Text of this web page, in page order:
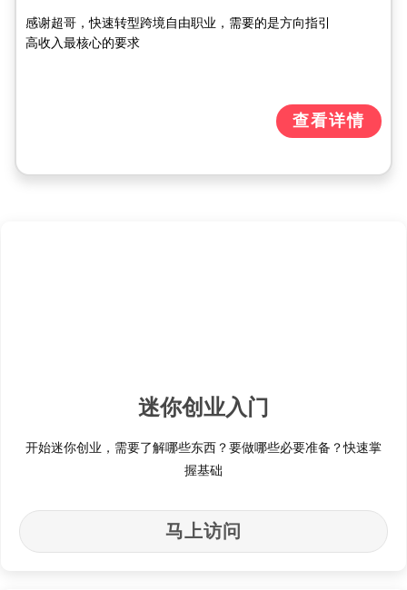
感谢超哥，快速转型跨境自由职业，需要的是方向指引
高收入最核心的要求
查看详情
迷你创业入门
开始迷你创业，需要了解哪些东西？要做哪些必要准备？快速掌
握基础
马上访问